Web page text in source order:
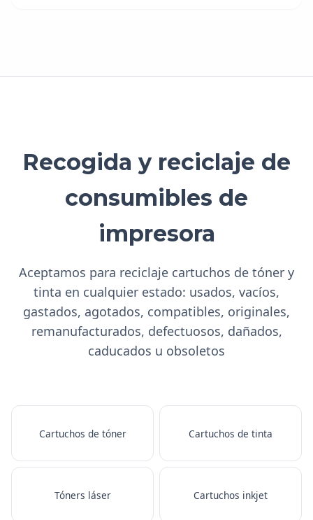
Recogida y reciclaje de
consumibles de
impresora
Aceptamos para reciclaje cartuchos de tóner y
tinta en cualquier estado: usados, vacíos,
gastados, agotados, compatibles, originales,
remanufacturados, defectuosos, dañados,
caducados u obsoletos
Cartuchos de tóner Cartuchos de tinta
Tóners láser Cartuchos inkjet